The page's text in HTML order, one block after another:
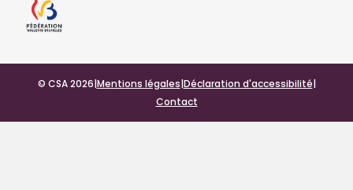
© CSA 2026|Mentions légales|Déclaration d'accessibilité|
Contact